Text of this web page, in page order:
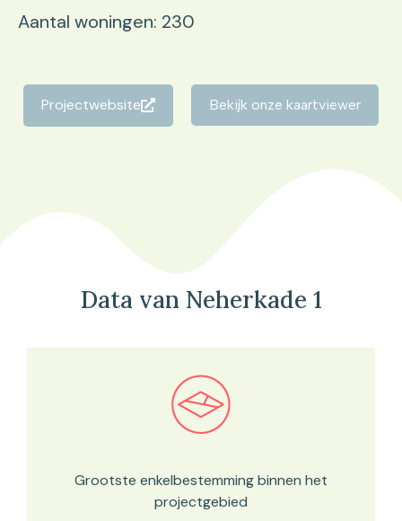
Aantal woningen: 230
Projectwebsite Bekijk onze kaartviewer
Data van Neherkade 1
Bekijk in onze kaartviewer
Grootste enkelbestemming binnen het
projectgebied